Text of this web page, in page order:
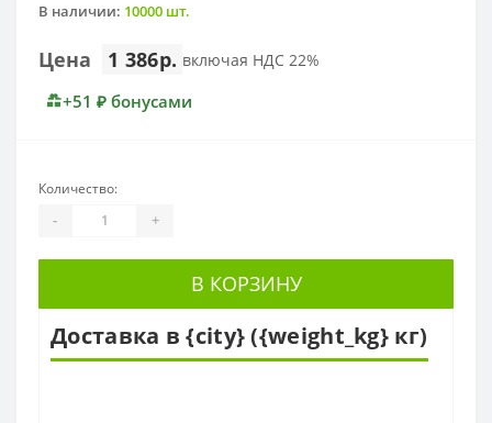
В наличии: 10000 шт.
Цена 1 386р. включая НДС 22%
+51 ₽ бонусами
Количество:
- +
В КОРЗИНУ
Доставка в {city} ({weight_kg} кг)